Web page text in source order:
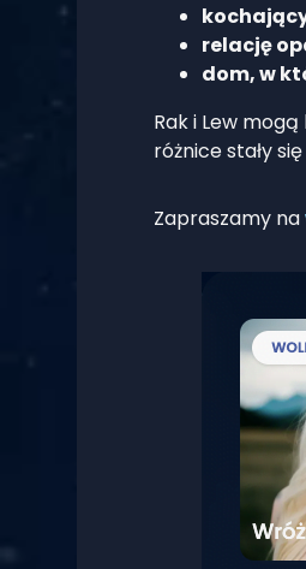
relację
dom, w
Rak i Lew
różnice stały
Zapraszamy na